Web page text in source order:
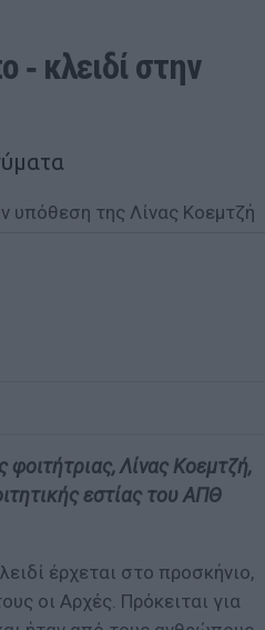
‑ κλειδί στην
Λίνας Κοεμτζή,
εστίας του ΑΠΘ
έρχεται στο προσκήνιο,
οι Αρχές. Πρόκειται για